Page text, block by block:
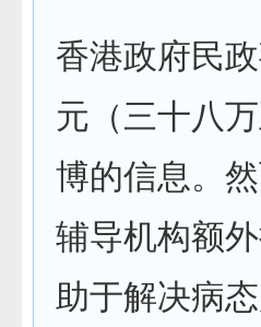
香港政府民
元（三十八
博的信息。
辅导机构额
助于解决病